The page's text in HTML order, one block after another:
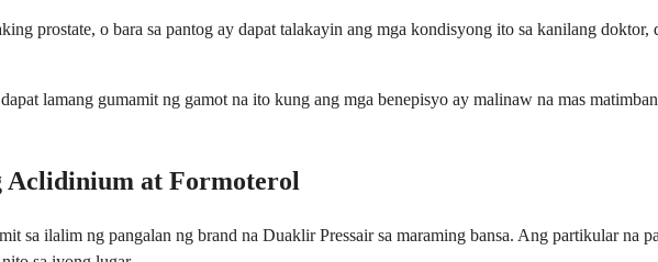
prostate, o bara sa pantog ay dapat talakayin ang mga kondisyong ito sa kanilang
lamang gumamit ng gamot na ito kung ang mga benepisyo ay malinaw na mas
Aclidinium at Formoterol
sa ilalim ng pangalan ng brand na Duaklir Pressair sa maraming bansa. Ang partikular na